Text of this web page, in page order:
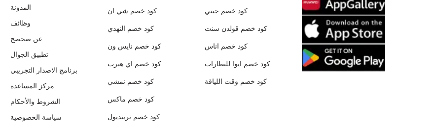
المدونة
وظائف
عن صحصح
تطبيق الجوال
برنامج الاصدار التجريبي
مركز المساعدة
الشروط والأحكام
سياسة الخصوصية
كود خصم شي ان
كود خصم النهدي
كود خصم نايس ون
كود خصم اي هيرب
كود خصم نمشي
كود خصم ماكس
كود خصم ترينديول
كود خصم جيني
كود خصم قولدن سنت
كود خصم اناس
كود خصم ايوا للنظارات
كود خصم وقت اللياقة